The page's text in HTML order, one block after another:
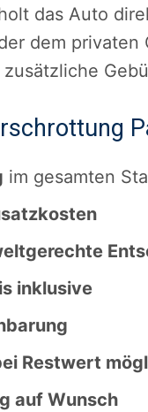
das Auto
dem
im gesamten
inklusive
Restwert
auf Wunsch